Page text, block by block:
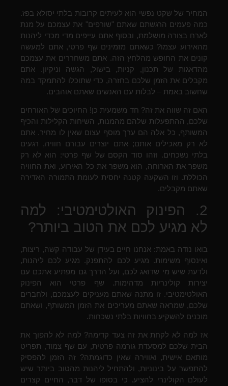
המחיר של שקט נפשי הוא לעיתים קרובות בלתי יסולא בפז.
כמה פעמים הרגשתם שאתם "שורפים" את עצמכם על מנת
לארח בצורה מושלמת, ובסוף אתם עייפים מדי מכדי ליהנות
מהאירוע עצמו? כשאתם מזמינים שף פרטי, אתם למעשה
קונים את החופש מהלחץ הזה. אתם משחררים את עצמכם
מהדאגות של תכנון, קניות, בישול, הגשה וניקיון. אתם
מקבלים את הזמן שלכם בחזרה, כדי שתוכלו להתמקד במה
שחשוב באמת – לבלות עם האנשים שאתם אוהבים.
האם זה שווה את זה? חד משמעית כן! החיוכים של האורחים
שלכם, ההתפעלות שלהם מהמנות, השיחות הקלילות והכיף
המשותף, כל אלה הם ערך מוסף עצום שאין לו מחיר. אתם
לא רק מאכילים אותם; אתם יוצרים עבורם חוויה, רגעים
בלתי נשכחים. וזהו סוד הקסם של שף פרטי: הוא לא רק
משפר את הארוחה, הוא משפר את כל האירוע, ואת החוויה
הכוללת. וזו השקעה קטנה יחסית לעומת התמורה האדירה
שאתם מקבלים.
2. הפינוק האולטימטיבי: למה
לא מגיע לכם את הטוב ביותר?
בואו נודה באמת: אנחנו חיים בעידן של עבודה קשה, ריצות,
ואינסוף משימות. מגיע לכם להתפנק. מגיע לכם ליהנות,
ולדעת שיש מי שדואג לכם, ועל הדרך גם מפתיע אתכם עם
יצירות קולינריות מדהימות. שף פרטי הוא הפינוק
האולטימטיבי. זו מתנה שאתם מעניקים לעצמכם, ולחברים
שלכם, שמראה שאתם מעריכים את הזמן המשותף, ושאתם
מוכנים להשקיע בחוויות בלתי נשכחות.
אז למה לא לקחת את זה צעד קדימה? למה לא להפוך את
הבית שלכם למסעדת גורמה פרטית, עם שף צמוד, תפריט
מותאם אישית, ואווירה שאין כדוגמתה? זה הזמן להפסיק
להתפשר על בינוניות, ולהתחיל ליהנות מהטוב ביותר שיש
לעולם הקולינרי להציע. כי בסופו של דבר, החיים קצרים